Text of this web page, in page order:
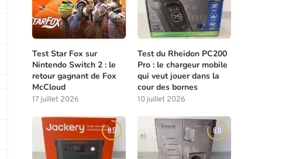
Test Star Fox sur
Nintendo Switch 2 : le
retour gagnant de Fox
McCloud
17 juillet 2026
Test du Rheidon PC200
Pro : le chargeur mobile
qui veut jouer dans la
cour des bornes
10 juillet 2026
8.5 8.0